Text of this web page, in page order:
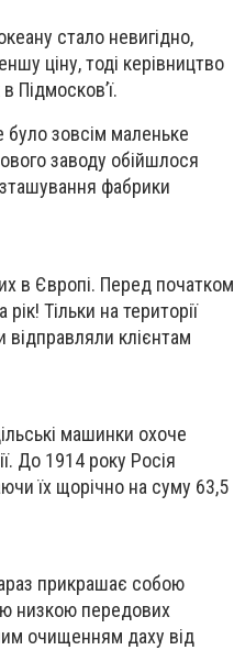
стало невигідно,
ціну, тоді керівництво
Підмосков’ї.
було зовсім маленьке
заводу обійшлося
фабрики
в Європі. Перед початком
Тільки на території
відправляли клієнтам
машинки охоче
До 1914 року Росія
їх щорічно на суму 63,5
прикрашає собою
низкою передових
очищенням даху від